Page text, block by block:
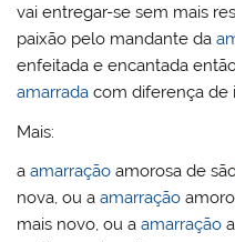
vai entregar-se sem mais
paixão pelo mandante da
enfeitada e encantada
amarrada com diferença de
Mais:
aamarração amorosa de
nova, ou aamarração
mais novo, ou aamarração